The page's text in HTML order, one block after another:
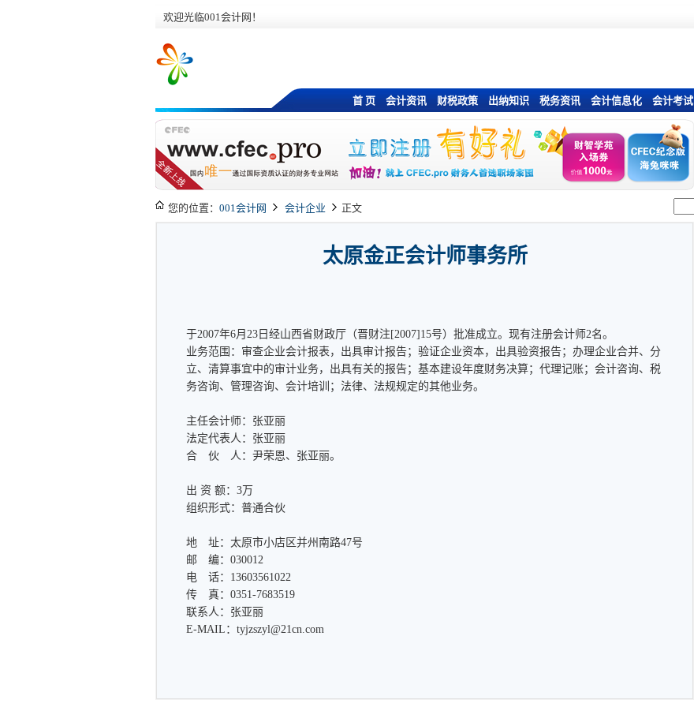
欢迎光临001会计网！
首 页 会计资讯 财税政策 出纳知识 税务资讯 会计信息化 会计考试
您的位置： 001会计网 会计企业 正文
太原金正会计师事务所
于2007年6月23日经山西省财政厅（晋财注[2007]15号）批准成立。现有注册会计师2名。
业务范围：审查企业会计报表，出具审计报告；验证企业资本，出具验资报告；办理企业合并、分
立、清算事宜中的审计业务，出具有关的报告；基本建设年度财务决算；代理记账；会计咨询、税
务咨询、管理咨询、会计培训；法律、法规规定的其他业务。
主任会计师：张亚丽
法定代表人：张亚丽
合 伙 人：尹荣恩、张亚丽。
出 资 额：3万
组织形式：普通合伙
地 址：太原市小店区并州南路47号
邮 编：030012
电 话：13603561022
传 真：0351-7683519
联系人：张亚丽
E-MAIL： tyjzszyl@21cn.com